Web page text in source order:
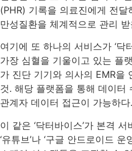
(PHR) 기록을 의료진에게 전
만성질환을 체계적으로 관리
여기에 또 하나의 서비스가 ‘닥
가장 심혈을 기울이고 있는 플
가 진단 기기와 의사의 EMR을
것. 해당 플랫폼을 통해 데이터
관계자 데이터 접근이 가능하다.
이 같은 ‘닥터바이스’가 본격
‘유튜브’나 ‘구글 안드로이드